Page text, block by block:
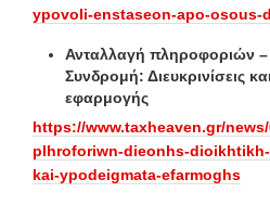
ypovoli-enstaseon-apo-osous-
Ανταλλαγή πληροφοριών –
Συνδρομή: Διευκρινίσεις
εφαρμογής
https://www.taxheaven.gr/
plhroforiwn-dieonhs-
kai-ypodeigmata-efarmoghs